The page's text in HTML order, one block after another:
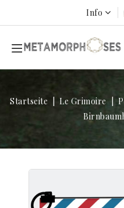
Info
Startseite Le Grimoire